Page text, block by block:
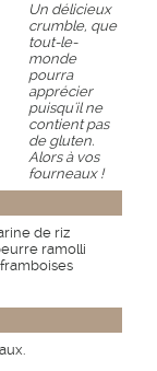
Un délicieux
crumble, que
tout-le-
monde
pourra
apprécier
puisqu'il ne
contient pas
de gluten.
Alors à vos
fourneaux !
de riz
ramolli